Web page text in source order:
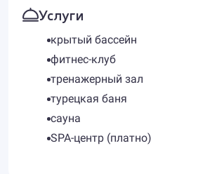
Услуги
крытый бассейн
фитнес-клуб
тренажерный зал
турецкая баня
сауна
SPA-центр (платно)